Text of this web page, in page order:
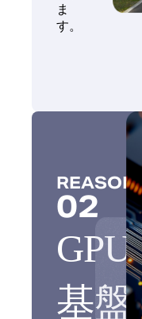
ま
す。
REASON
02
GPU
基盤